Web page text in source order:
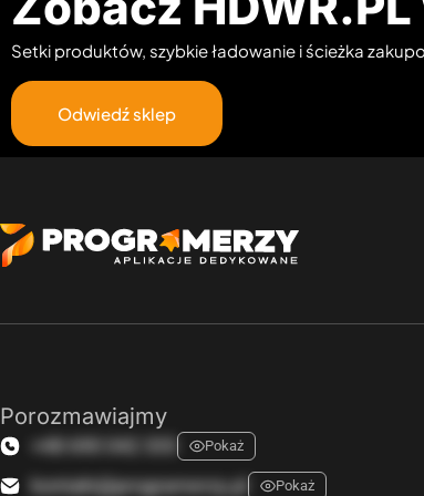
Setki produktów, szybkie ładowanie i ścieżka
Odwiedź sklep
Porozmawiajmy
+48 690 042 333 Pokaż
kontakt@programerzy.pl Pokaż